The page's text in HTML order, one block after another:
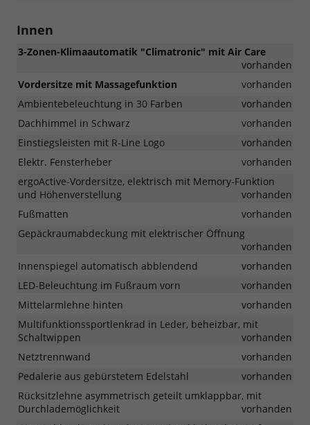
Innen
3-Zonen-Klimaautomatik "Climatronic" mit Air Care
vorhanden
Vordersitze mit Massagefunktion
vorhanden
Ambientebeleuchtung in 30 Farben
vorhanden
Dachhimmel in Schwarz
vorhanden
Einstiegsleisten mit R-Line Logo
vorhanden
Elektr. Fensterheber
vorhanden
ergoActive-Vordersitze, elektrisch mit Memory-Funktion
und Höhenverstellung
vorhanden
Fußmatten
vorhanden
Gepäckraumabdeckung mit elektrischer Öffnung
vorhanden
Innenspiegel automatisch abblendend
vorhanden
LED-Beleuchtung im Fußraum vorn
vorhanden
Mittelarmlehne hinten
vorhanden
Multifunktionssportlenkrad in Leder, beheizbar, mit
Schaltwippen
vorhanden
Netztrennwand
vorhanden
Pedalerie aus gebürstetem Edelstahl
vorhanden
Rücksitzlehne asymmetrisch geteilt umklappbar, mit
Durchlademöglichkeit
vorhanden